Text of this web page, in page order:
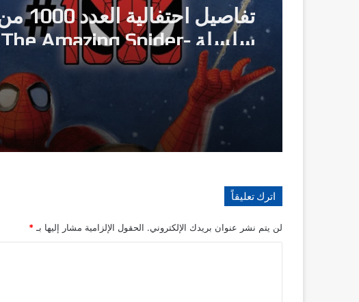
تفاصيل احتفالية العدد 1000 من
سلسلة The Amazing Spider-
Man
اترك تعليقاً
لن يتم نشر عنوان بريدك الإلكتروني. الحقول الإلزامية مشار إليها بـ *